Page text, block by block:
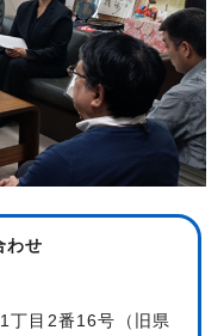
わせ
目2番16号（旧県